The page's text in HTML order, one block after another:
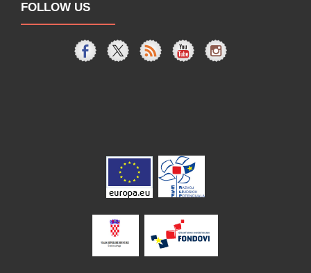
FOLLOW US